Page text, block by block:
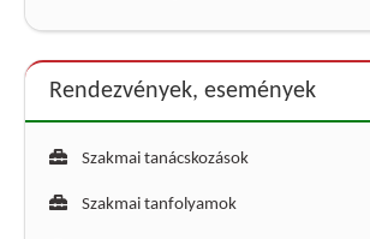
Rendezvények, események
Szakmai tanácskozások
Szakmai tanfolyamok